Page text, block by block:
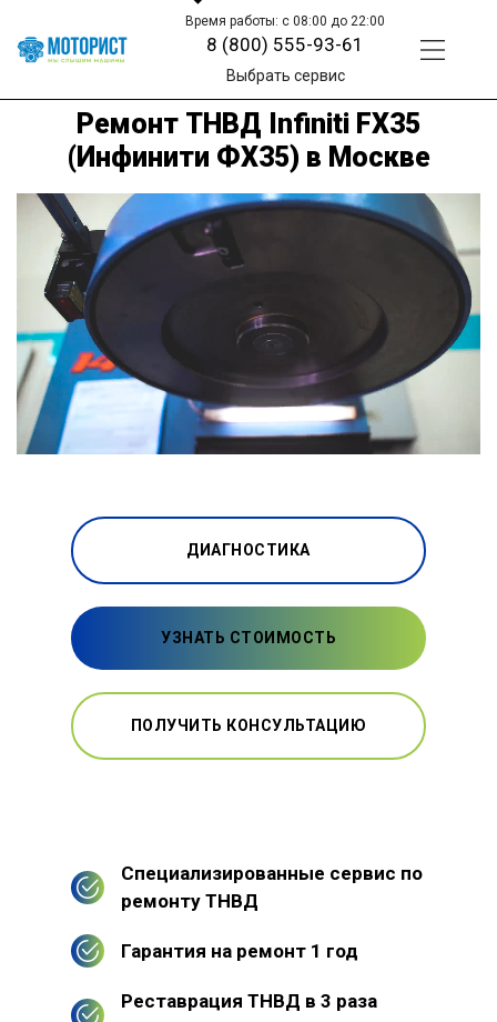
Время работы: с 08:00 до 22:00
8 (800) 555-93-61
Выбрать сервис
Ремонт ТНВД Infiniti FX35
(Инфинити ФХ35) в Москве
ДИАГНОСТИКА
УЗНАТЬ СТОИМОСТЬ
ПОЛУЧИТЬ КОНСУЛЬТАЦИЮ
Специализированные сервис по
ремонту ТНВД
Гарантия на ремонт 1 год
Реставрация ТНВД в 3 раза